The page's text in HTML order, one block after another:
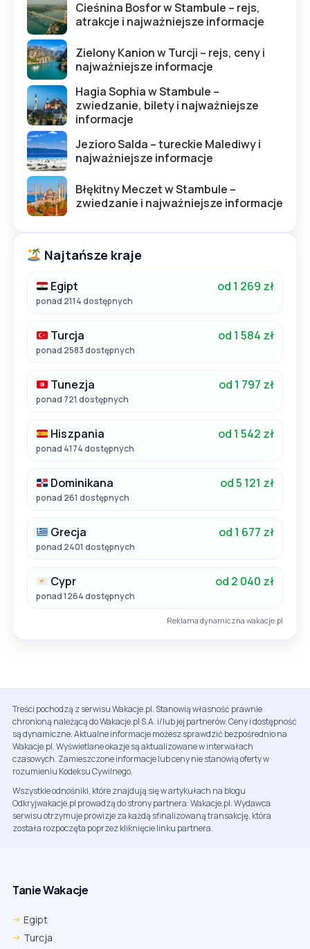
Cieśnina Bosfor w Stambule – rejs,
atrakcje i najważniejsze informacje
Zielony Kanion w Turcji – rejs, ceny i
najważniejsze informacje
Hagia Sophia w Stambule –
zwiedzanie, bilety i najważniejsze
informacje
Jezioro Salda – tureckie Malediwy i
najważniejsze informacje
Błękitny Meczet w Stambule –
zwiedzanie i najważniejsze informacje
Najtańsze kraje
Egipt od 1 269 zł
ponad 2114 dostępnych
Turcja od 1 584 zł
ponad 2583 dostępnych
Tunezja od 1 797 zł
ponad 721 dostępnych
Hiszpania od 1 542 zł
ponad 4174 dostępnych
Dominikana od 5 121 zł
ponad 261 dostępnych
Grecja od 1 677 zł
ponad 2401 dostępnych
Cypr od 2 040 zł
ponad 1264 dostępnych
Reklama dynamiczna wakacje.pl
Treści pochodzą z serwisu Wakacje.pl. Stanowią własność prawnie
chronioną należącą do Wakacje.pl S.A. i/lub jej partnerów. Ceny i dostępność
są dynamiczne. Aktualne informacje możesz sprawdzić bezpośrednio na
Wakacje.pl. Wyświetlane okazje są aktualizowane w interwałach
czasowych. Zamieszczone informacje lub ceny nie stanowią oferty w
rozumieniu Kodeksu Cywilnego.
Wszystkie odnośniki, które znajdują się w artykułach na blogu
Odkryjwakacje.pl prowadzą do strony partnera: Wakacje.pl. Wydawca
serwisu otrzymuje prowizje za każdą sfinalizowaną transakcję, która
została rozpoczęta poprzez kliknięcie linku partnera.
Tanie Wakacje
Egipt
Turcja